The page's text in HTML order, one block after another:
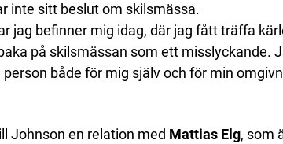
inte sitt beslut om skilsmässa.
jag befinner mig idag, där jag fått träffa
på skilsmässan som ett misslyckande.
både för mig själv och för min
Johnson en relation med Mattias Elg, som